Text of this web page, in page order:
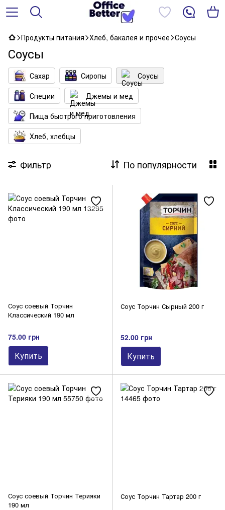
Продукты питания Хлеб, бакалея и прочее Соусы
Соусы
Сахар Сиропы
Соусы
Специи
Джемы и мед
Пища быстрого приготовления
Хлеб, хлебцы
Фильтр По популярности
Соус соевый Торчин
Классический 190 мл
75.00 грн
Купить
Соус Торчин Сырный 200 г
52.00 грн
Купить
Соус соевый Торчин Терияки
190 мл
Соус Торчин Тартар 200 г